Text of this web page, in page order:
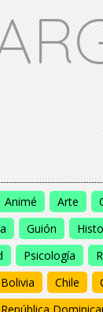
Animé Arte
Guión
Psicología
Bolivia Chile